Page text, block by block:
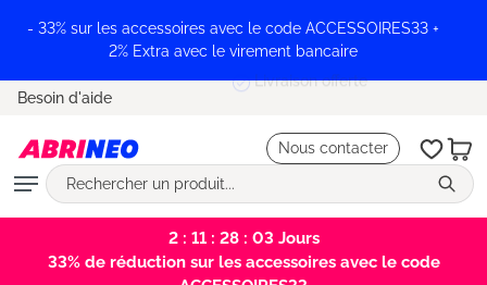
principal
- 33% sur les accessoires avec le code ACCESSOIRES33 +
2% Extra avec le virement bancaire
Besoin d'aide
Nous contacter
2 : 11 : 28 : 02 Jours
33% de réduction sur les accessoires avec le code